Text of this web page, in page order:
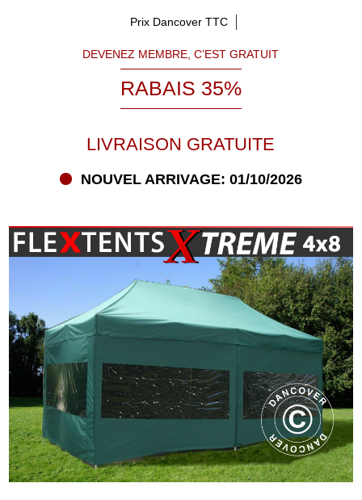
Prix Dancover TTC
DEVENEZ MEMBRE, C’EST GRATUIT
RABAIS 35%
LIVRAISON GRATUITE
NOUVEL ARRIVAGE: 01/10/2026